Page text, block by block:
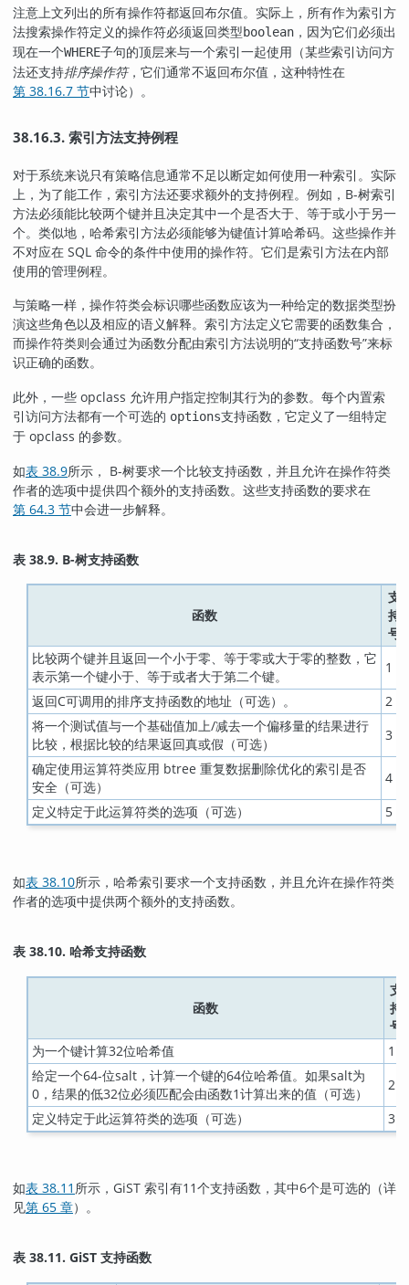
注意上文列出的所有操作符都返回布尔值。实际上，所有作为索引方
法搜索操作符定义的操作符必须返回类型boolean ，因为它们必须出
现在一个WHERE子句的顶层来与一个索引一起使用（某些索引访问方
法还支持排序操作符，它们通常不返回布尔值，这种特性在
第 38.16.7 节中讨论）。
38.16.3. 索引方法支持例程
对于系统来说只有策略信息通常不足以断定如何使用一种索引。实际
上，为了能工作，索引方法还要求额外的支持例程。例如，B-树索引
方法必须能比较两个键并且决定其中一个是否大于、等于或小于另一
个。类似地，哈希索引方法必须能够为键值计算哈希码。这些操作并
不对应在 SQL 命令的条件中使用的操作符。它们是索引方法在内部
使用的管理例程。
与策略一样，操作符类会标识哪些函数应该为一种给定的数据类型扮
演这些角色以及相应的语义解释。索引方法定义它需要的函数集合，
而操作符类则会通过为函数分配由索引方法说明的“支持函数号”来标
识正确的函数。
此外，一些 opclass 允许用户指定控制其行为的参数。每个内置索
引访问方法都有一个可选的 options支持函数，它定义了一组特定
于 opclass 的参数。
如表 38.9所示， B-树要求一个比较支持函数，并且允许在操作符类
作者的选项中提供四个额外的支持函数。这些支持函数的要求在
第 64.3 节中会进一步解释。
表 38.9. B-树支持函数
函数
支
持
号
比较两个键并且返回一个小于零、等于零或大于零的整数，它
表示第一个键小于、等于或者大于第二个键。
1
返回C可调用的排序支持函数的地址（可选）。
2
将一个测试值与一个基础值加上/减去一个偏移量的结果进行
比较，根据比较的结果返回真或假（可选）
3
确定使用运算符类应用 btree 重复数据删除优化的索引是否
安全（可选）
4
定义特定于此运算符类的选项（可选）
5
如表 38.10所示，哈希索引要求一个支持函数，并且允许在操作符类
作者的选项中提供两个额外的支持函数。
表 38.10. 哈希支持函数
函数
支
持
号
为一个键计算32位哈希值
1
给定一个64-位salt，计算一个键的64位哈希值。如果salt为
0，结果的低32位必须匹配会由函数1计算出来的值（可选）
2
定义特定于此运算符类的选项（可选）
3
如表 38.11 所示，GiST 索引有11个支持函数，其中6个是可选的（详
见第 65 章）。
表 38.11. GiST 支持函数